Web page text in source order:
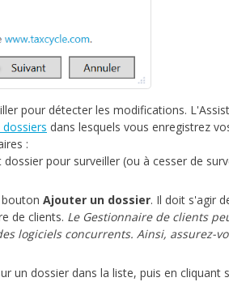
pour détecter les modifications.
dans lesquels vous enregistrez
:
pour surveiller (ou à cesser de
Ajouter un dossier. Il doit s'agir
de clients. Le Gestionnaire de clients
logiciels concurrents. Ainsi, assurez-
un dossier dans la liste, puis en cliquant